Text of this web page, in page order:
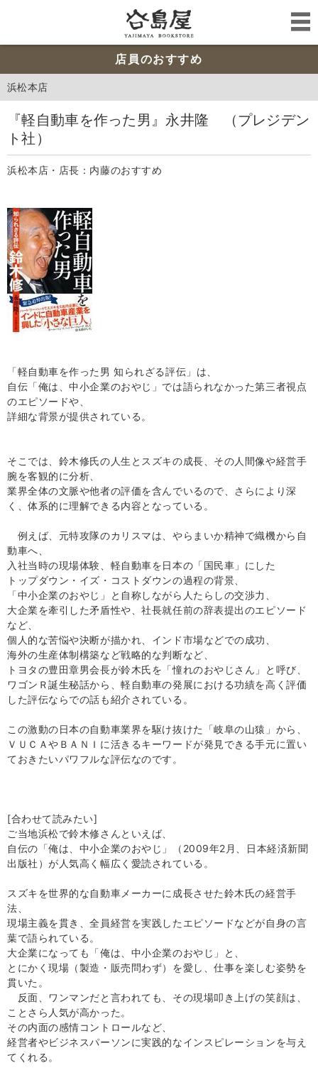
店員のおすすめ
浜松本店
『軽自動車を作った男』永井隆 （プレジデン
ト社）
浜松本店・店長：内藤のおすすめ
「軽自動車を作った男 知られざる評伝」は、
自伝「俺は、中小企業のおやじ」では語られなかった第三者視点
のエピソードや、
詳細な背景が提供されている。
そこでは、鈴木修氏の人生とスズキの成長、その人間像や経営手
腕を客観的に分析、
業界全体の文脈や他者の評価を含んでいるので、さらにより深
く、体系的に理解できる内容となっている。
例えば、元特攻隊のカリスマは、やらまいか精神で織機から自
動車へ、
入社当時の現場体験、軽自動車を日本の「国民車」にした
トップダウン・イズ・コストダウンの過程の背景、
「中小企業のおやじ」と自称しながら人たらしの交渉力、
大企業を牽引した矛盾性や、社長就任前の辞表提出のエピソード
など、
個人的な苦悩や決断が描かれ、インド市場などでの成功、
海外の生産体制構築など戦略的な判断など、
トヨタの豊田章男会長が鈴木氏を「憧れのおやじさん」と呼び、
ワゴンＲ誕生秘話から、軽自動車の発展における功績を高く評価
した評伝ならでの話も紹介されている。
この激動の日本の自動車業界を駆け抜けた「岐阜の山猿」から、
ＶＵＣＡやＢＡＮＩに活きるキーワードが発見できる手元に置い
ておきたいパワフルな評伝なのです。
[合わせて読みたい]
ご当地浜松で鈴木修さんといえば、
自伝の「俺は、中小企業のおやじ」（2009年2月、日本経済新聞
出版社）が人気高く幅広く愛読されている。
スズキを世界的な自動車メーカーに成長させた鈴木氏の経営手
法、
現場主義を貫き、全員経営を実践したエピソードなどが自身の言
葉で語られている。
大企業になっても「俺は、中小企業のおやじ」と、
とにかく現場（製造・販売問わず）を愛し、仕事を楽しむ姿勢を
貫いた。
反面、ワンマンだと言われても、その現場叩き上げの笑顔は、
ことさら人気が高かった。
その内面の感情コントロールなど、
経営者やビジネスパーソンに実践的なインスピレーションを与え
てくれる。